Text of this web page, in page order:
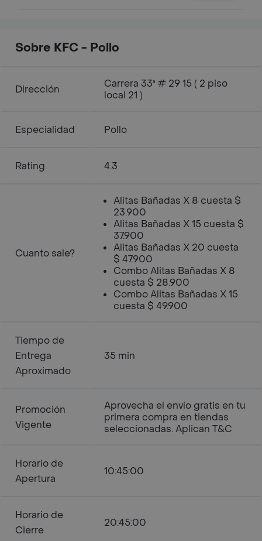
Sobre KFC - Pollo
Dirección
Carrera 33ª # 29 15 ( 2 piso
local 21 )
Especialidad Pollo
Rating 4.3
Cuanto sale?
Alitas Bañadas X 8 cuesta $
23.900
Alitas Bañadas X 15 cuesta $
37.900
Alitas Bañadas X 20 cuesta
$ 47.900
Combo Alitas Bañadas X 8
cuesta $ 28.900
Combo Alitas Bañadas X 15
cuesta $ 49.900
Tiempo de
Entrega
Aproximado
35 min
Promoción
Vigente
Aprovecha el envío gratis en tu
primera compra en tiendas
seleccionadas. Aplican T&C
Horario de
Apertura
10:45:00
Horario de
Cierre
20:45:00